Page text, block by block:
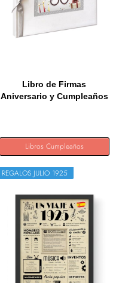
Libro de Firmas
Aniversario y Cumpleaños
Libros Cumpleaños
REGALOS JULIO 1925